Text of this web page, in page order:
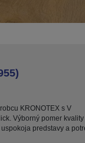
KRONOTEX s V
Výborný pomer kvality
predstavy a